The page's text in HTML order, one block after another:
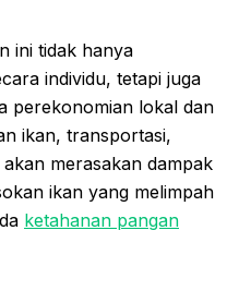
ini tidak hanya
individu, tetapi juga
perekonomian lokal dan
ikan, transportasi,
merasakan dampak
ikan yang melimpah
ketahanan pangan